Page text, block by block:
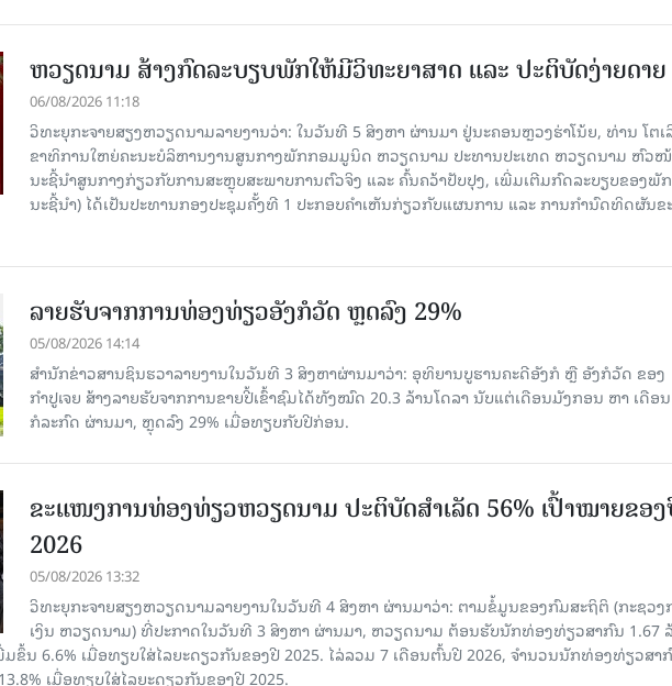
ຫວຽດນາມ ສ້າງກົດລະບຽບພັກໃຫ້ມີວິທະຍາສາດ ແລະ ປະຕິບັດງ່າຍດາຍ
06/08/2026 11:18
ວິທະຍຸກະຈາຍສຽງຫວຽດນາມລາຍງານວ່າ: ໃນ​ວັນ​ທີ 5 ສິງ​ຫາ ຜ່ານມາ ຢູ່ນະຄອນຫຼວງຮ່າ​ໂນ້ຍ, ທ່ານ ໂຕ​ເ
ຂາ​ທິ​ການ​ໃຫຍ່​ຄະ​ນະ​ບໍ​ລິ​ຫານ​ງານ​ສູນ​ກາງ​ພັກ​ກອມ​ມູ​ນິດ ຫວຽດ​ນາມ ປະ​ທານ​ປະ​ເທດ ຫວຽດ​ນາມ ຫົວ​ໜ້
ນະ​ຊີ້​ນຳ​ສູນ​ກາງ​ກ່ຽວ​ກັບ​ການ​ສະ​ຫຼຸບ​ສະ​ພ​າບ​ການ​ຕົວ​ຈິງ ແລະ ຄົ້ນ​ຄວ້າ​ປັບ​ປຸງ, ເພີ່ມ​ເຕີມ​ກົດ​ລະ​ບຽບ​ຂອງ​ພັ
ນະ​ຊີ້​ນຳ) ໄດ້​ເປັນ​ປະ​ທານກອງ​ປະ​ຊຸມ​ຄັ້ງ​ທີ 1 ປະ​ກອບ​ຄຳ​ເຫັນ​ກ່ຽວ​ກັບ​ແຜນ​ການ ແລະ ການ​ກຳ​ນົດ​ທິດ​ຜັນ​ຂ
ລາຍຮັບຈາກການທ່ອງທ່ຽວອັງກໍວັດ ຫຼດລົງ 29%
05/08/2026 14:14
ສຳນັກຂ່າວສານຊິນຮວາລາຍງານໃນວັນທີ 3 ສິງຫາຜ່ານມາວ່າ: ອຸທິຍານບູຮານຄະດີອັງກໍ ຫຼື ອັງກໍວັດ ຂອງ
ກຳປູເຈຍ ສ້າງລາຍຮັບຈາກການຂາຍປີ້ເຂົ້າຊົມໄດ້ທັງໝົດ 20.3 ລ້ານໂດລາ ນັບແຕ່ເດືອນມັງກອນ ຫາ ເດືອນ
ກໍລະກົດ ຜ່ານມາ, ຫຼຸດລົງ 29% ເມື່ອທຽບກັບປີກ່ອນ.
ຂະ​ແໜງ​ການ​ທ່ອງ​ທ່ຽວຫວຽດນາມ ​ປະ​ຕິ​ບັດ​ສຳ​ເລັດ 56% ເປົ້າ​ໝາຍຂອ
2026
05/08/2026 13:32
ວິທະຍຸກະຈາຍສຽງຫວຽດນາມລາຍງານໃນວັນທີ 4 ສິງຫາ ຜ່ານມາວ່າ: ຕາມ​ຂໍ້​ມູນ​ຂອງ​ກົມ​ສະ​ຖິ​ຕິ (ກະ​ຊວງ​
ເງິນ ຫວຽດ​ນາມ) ທີ່ປະ​ກາດ​ໃນ​ວັນ​ທີ 3 ສິງ​ຫາ​ ຜ່ານມາ, ຫວຽດ​ນາມ ຕ້ອນ​ຮັບ​ນັກທ່ອງ​ທ່ຽວ​ສາ​ກົນ 1.67
ຂຶ້ນ 6.6% ເມື່ອ​ທຽບ​ໃສ່​ໄລ​ຍະ​ດຽວ​ກັນ​ຂອງ​ປີ 2025. ໄລ່​ລວມ 7 ເດືອນ​ຕົ້ນ​ປີ 2026, ຈຳ​ນວນ​ນັກ​ທ່ອງ​ທ່ຽວ​ສາ​
ເມື່ອ​ທຽບ​ໃສ່​ໄລ​ຍະ​ດຽວ​ກັນ​ຂອງ​ປີ​ 2025.